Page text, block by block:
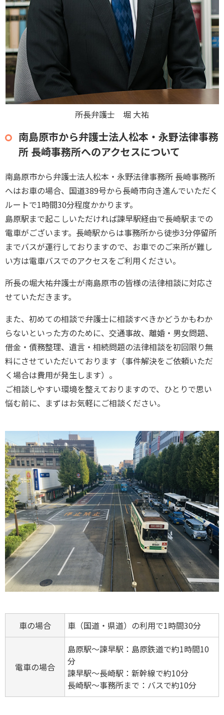
所長弁護士 堀 大祐
南島原市から弁護士法人松本・永野法律事務
所 長崎事務所へのアクセスについて
南島原市から弁護士法人松本・永野法律事務所 長崎事務所
へはお車の場合、国道389号から長崎市向き進んでいただく
ルートで1時間30分程度かかります。
島原駅まで起こしいただければ諫早駅経由で長崎駅までの
電車がございます。長崎駅からは事務所から徒歩3分停留所
までバスが運行しておりますので、お車でのご来所が難し
い方は電車バスでのアクセスをご利用ください。
所長の堀大祐弁護士が南島原市の皆様の法律相談に対応さ
せていただきます。
また、初めての相談で弁護士に相談すべきかどうかもわか
らないといった方のために、交通事故、離婚・男女問題、
借金・債務整理、遺言・相続問題の法律相談を初回限り無
料にさせていただいております（事件解決をご依頼いただ
く場合は費用が発生します）。
ご相談しやすい環境を整えておりますので、ひとりで思い
悩む前に、まずはお気軽にご相談ください。
車の場合 車（国道・県道）の利用で1時間30分
電車の場合
島原駅〜諫早駅：島原鉄道で約1時間10
分
諫早駅〜長崎駅：新幹線で約10分
長崎駅〜事務所まで：バスで約10分